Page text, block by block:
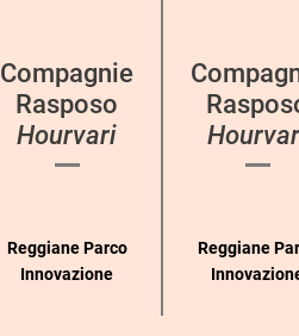
Compagnie
Rasposo
Hourvari
Reggiane Parco
Innovazione
Reggiane